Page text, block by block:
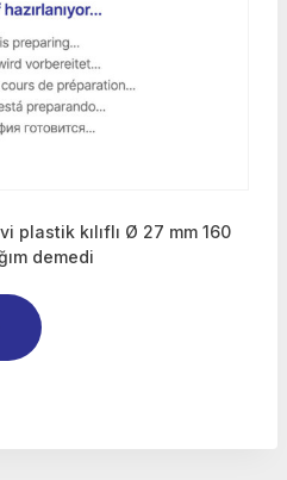
plastik kılıflı Ø 27 mm 160
demedi